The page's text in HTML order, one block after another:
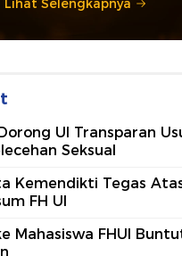
Lihat Selengkapnya
UI Transparan
Seksual
Kemendikti Tegas
FH UI
Mahasiswa FHUI